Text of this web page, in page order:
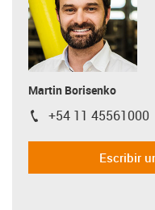
Martin Borisenko
igus-icon-phone
+54 11 45561000
Escribir